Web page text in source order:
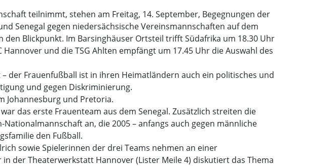
teilnimmt, stehen am Freitag, 14. September, Begegnungen der
Senegal gegen niedersächsische Vereinsmannschaften auf dem
Blickpunkt. Im Barsinghäuser Ortsteil trifft Südafrika um 18.30 Uhr
und die TSG Ahlten empfängt um 17.45 Uhr die Auswahl des
der Frauenfußball ist in ihren Heimatländern auch ein politisches und
und gegen Diskriminierung.
Johannesburg und Pretoria.
das erste Frauenteam aus dem Senegal. Zusätzlich streiten die
an, die 2005 – anfangs auch gegen männliche
den Fußball.
sowie Spielerinnen der drei Teams nehmen an einer
der Theaterwerkstatt Hannover (Lister Meile 4) diskutiert das Thema